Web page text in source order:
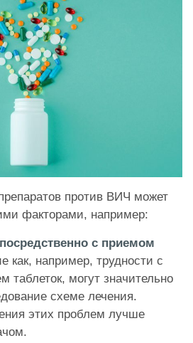
против ВИЧ может
факторами, например:
с приемом
как, например, трудности с
таблеток, могут значительно
схеме лечения.
этих проблем лучше